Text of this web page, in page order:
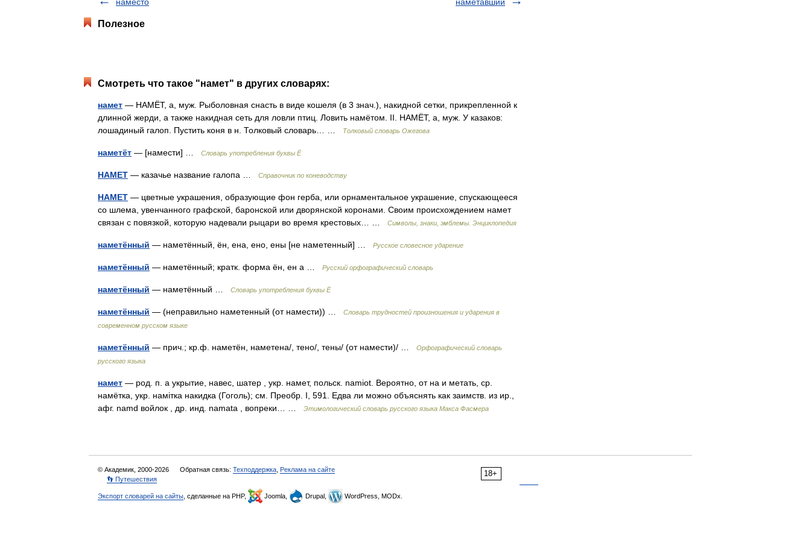
Полезное
Смотреть что такое "намет" в других словарях:
намет — НАМЁТ, а, муж. Рыболовная снасть в виде кошеля (в 3 знач.), накидной сетки, прикрепленной к
длинной жерди, а также накидная сеть для ловли птиц. Ловить намётом. II. НАМЁТ, а, муж. У казаков:
лошадиный галоп. Пустить коня в н. Толковый словарь… …
Толковый словарь Ожегова
наметёт — [намести] … Словарь употребления буквы Ё
НАМЕТ — казачье название галопа … Справочник по коневодству
НАМЕТ — цветные украшения, образующие фон герба, или орнаментальное украшение, спускающееся
со шлема, увенчанного графской, баронской или дворянской коронами. Своим происхождением намет
связан с повязкой, которую надевали рыцари во время крестовых… …
Символы, знаки, эмблемы. Энциклопедия
наметённый — наметённый, ён, ена, ено, ены [не наметенный] … Русское словесное ударение
наметённый — наметённый; кратк. форма ён, ен а … Русский орфографический словарь
наметённый — наметённый … Словарь употребления буквы Ё
наметённый — (неправильно наметенный (от намести)) …
Словарь трудностей произношения и ударения в
современном русском языке
наметённый — прич.; кр.ф. наметён, наметена/, тено/, тены/ (от намести)/ …
Орфографический словарь
русского языка
намет — род. п. а укрытие, навес, шатер , укр. намет, польск. namiot. Вероятно, от на и метать, ср.
намётка, укр. намiтка накидка (Гоголь); см. Преобр. I, 591. Едва ли можно объяснять как заимств. из ир.,
афг. namd войлок , др. инд. nаmаtа , вопреки… …
Этимологический словарь русского языка Макса Фасмера
18+
© Академик, 2000-2026 Обратная связь: Техподдержка Реклама на сайте
👣 Путешествия
Экспорт словарей на сайты , сделанные на PHP, Joomla, Drupal, WordPress, MODx.